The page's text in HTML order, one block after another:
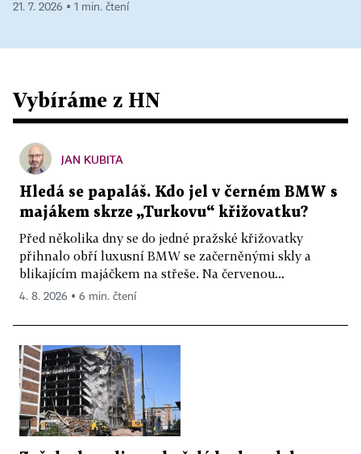
21. 7. 2026 ▪ 1 min. čtení
Vybíráme z HN
JAN KUBITA
Hledá se papaláš. Kdo jel v černém BMW s
majákem skrze „Turkovu“ křižovatku?
Před několika dny se do jedné pražské křižovatky
přihnalo obří luxusní BMW se začerněnými skly a
blikajícím majáčkem na střeše. Na červenou...
4. 8. 2026 ▪ 6 min. čtení